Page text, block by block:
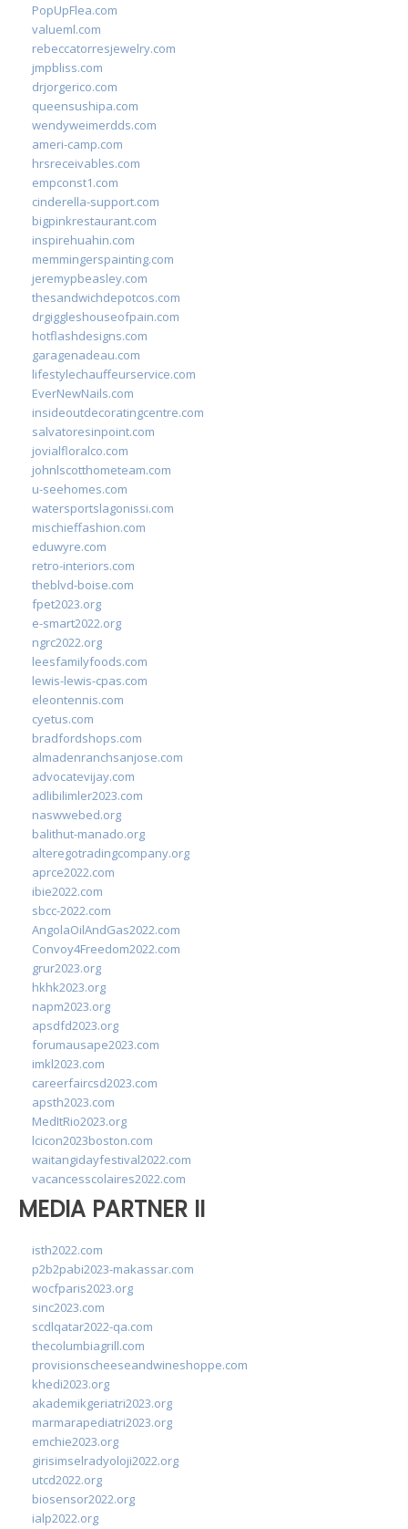
PopUpFlea.com
valueml.com
rebeccatorresjewelry.com
jmpbliss.com
drjorgerico.com
queensushipa.com
wendyweimerdds.com
ameri-camp.com
hrsreceivables.com
empconst1.com
cinderella-support.com
bigpinkrestaurant.com
inspirehuahin.com
memmingerspainting.com
jeremypbeasley.com
thesandwichdepotcos.com
drgiggleshouseofpain.com
hotflashdesigns.com
garagenadeau.com
lifestylechauffeurservice.com
EverNewNails.com
insideoutdecoratingcentre.com
salvatoresinpoint.com
jovialfloralco.com
johnlscotthometeam.com
u-seehomes.com
watersportslagonissi.com
mischieffashion.com
eduwyre.com
retro-interiors.com
theblvd-boise.com
fpet2023.org
e-smart2022.org
ngrc2022.org
leesfamilyfoods.com
lewis-lewis-cpas.com
eleontennis.com
cyetus.com
bradfordshops.com
almadenranchsanjose.com
advocatevijay.com
adlibilimler2023.com
naswwebed.org
balithut-manado.org
alteregotradingcompany.org
aprce2022.com
ibie2022.com
sbcc-2022.com
AngolaOilAndGas2022.com
Convoy4Freedom2022.com
grur2023.org
hkhk2023.org
napm2023.org
apsdfd2023.org
forumausape2023.com
imkl2023.com
careerfaircsd2023.com
apsth2023.com
MedItRio2023.org
lcicon2023boston.com
waitangidayfestival2022.com
vacancesscolaires2022.com
MEDIA PARTNER II
isth2022.com
p2b2pabi2023-makassar.com
wocfparis2023.org
sinc2023.com
scdlqatar2022-qa.com
thecolumbiagrill.com
provisionscheeseandwineshoppe.com
khedi2023.org
akademikgeriatri2023.org
marmarapediatri2023.org
emchie2023.org
girisimselradyoloji2022.org
utcd2022.org
biosensor2022.org
ialp2022.org